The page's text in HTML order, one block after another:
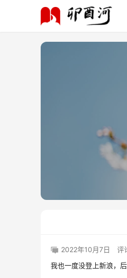
2022年10月7日 评
我也一度没登上新浪，